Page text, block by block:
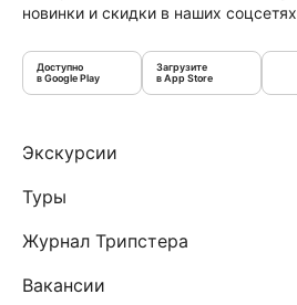
новинки и скидки в наших соцсетях
Доступно
в Google Play
Загрузите
в App Store
Экскурсии
Туры
Журнал Трипстера
Вакансии